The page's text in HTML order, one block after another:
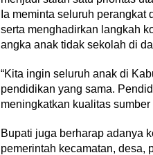
Ia meminta seluruh perangkat
serta menghadirkan langkah
angka anak tidak sekolah di
“Kita ingin seluruh anak di
pendidikan yang sama.
meningkatkan kualitas
Bupati juga berharap adanya
pemerintah kecamatan, desa,
17 Guru
Jabar
Di Akademia,